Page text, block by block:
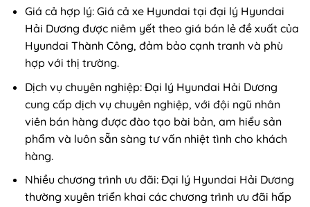
Giá cả hợp lý: Giá cả xe Hyundai tại đại lý Hyundai
Hải Dương được niêm yết theo giá bán lẻ đề xuất của
Hyundai Thành Công, đảm bảo cạnh tranh và phù
hợp với thị trường.
Dịch vụ chuyên nghiệp: Đại lý Hyundai Hải Dương
cung cấp dịch vụ chuyên nghiệp, với đội ngũ nhân
viên bán hàng được đào tạo bài bản, am hiểu sản
phẩm và luôn sẵn sàng tư vấn nhiệt tình cho khách
hàng.
Nhiều chương trình ưu đãi: Đại lý Hyundai Hải Dương
thường xuyên triển khai các chương trình ưu đãi hấp